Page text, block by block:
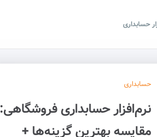
حسابداری
حسابداری
نرم‌افزار حسابداری فروشگاهی:
مقایسه بهترین گزینه‌ها +